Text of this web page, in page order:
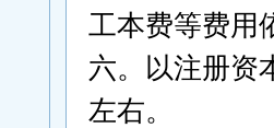
工本费等费用
六。以注册资
左右。